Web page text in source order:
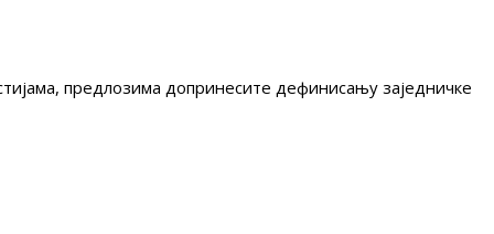
предлозима допринесите дефинисању заједничке